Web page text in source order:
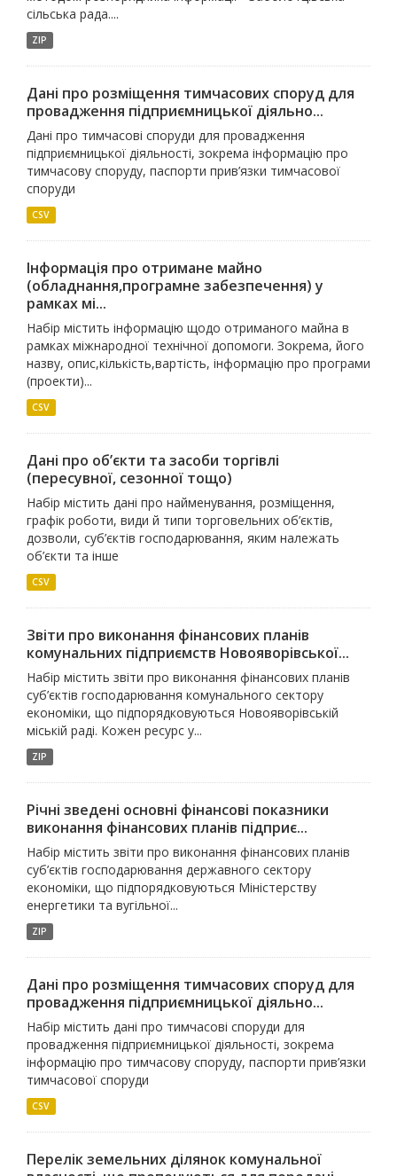
сільська рада....
ZIP
Дані про розміщення тимчасових споруд для
провадження підприємницької діяльно...
Дані про тимчасові споруди для провадження
підприємницької діяльності, зокрема інформацію про
тимчасову споруду, паспорти прив’язки тимчасової
споруди
CSV
Інформація про отримане майно
(обладнання,програмне забезпечення) у
рамках мі...
Набір містить інформацію щодо отриманого майна в
рамках міжнародної технічної допомоги. Зокрема, його
назву, опис,кількість,вартість, інформацію про програми
(проекти)...
CSV
Дані про об’єкти та засоби торгівлі
(пересувної, сезонної тощо)
Набір містить дані про найменування, розміщення,
графік роботи, види й типи торговельних об’єктів,
дозволи, суб’єктів господарювання, яким належать
об’єкти та інше
CSV
Звіти про виконання фінансових планів
комунальних підприємств Новояворівської...
Набір містить звіти про виконання фінансових планів
суб’єктів господарювання комунального сектору
економіки, що підпорядковуються Новояворівській
міській раді. Кожен ресурс у...
ZIP
Річні зведені основні фінансові показники
виконання фінансових планів підприє...
Набір містить звіти про виконання фінансових планів
суб’єктів господарювання державного сектору
економіки, що підпорядковуються Міністерству
енергетики та вугільної...
ZIP
Дані про розміщення тимчасових споруд для
провадження підприємницької діяльно...
Набір містить дані про тимчасові споруди для
провадження підприємницької діяльності, зокрема
інформацію про тимчасову споруду, паспорти прив’язки
тимчасової споруди
CSV
Перелік земельних ділянок комунальної